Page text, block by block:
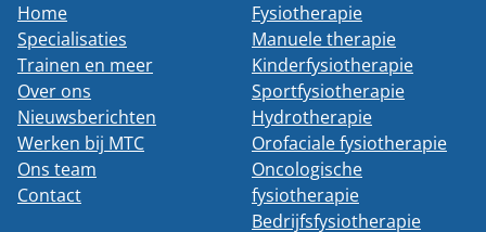
Home
Specialisaties
Trainen en meer
Over ons
Nieuwsberichten
Werken bij MTC
Ons team
Contact
Fysiotherapie
Manuele therapie
Kinderfysiotherapie
Sportfysiotherapie
Hydrotherapie
Orofaciale fysiotherapie
Oncologische
fysiotherapie
Bedrijfsfysiotherapie